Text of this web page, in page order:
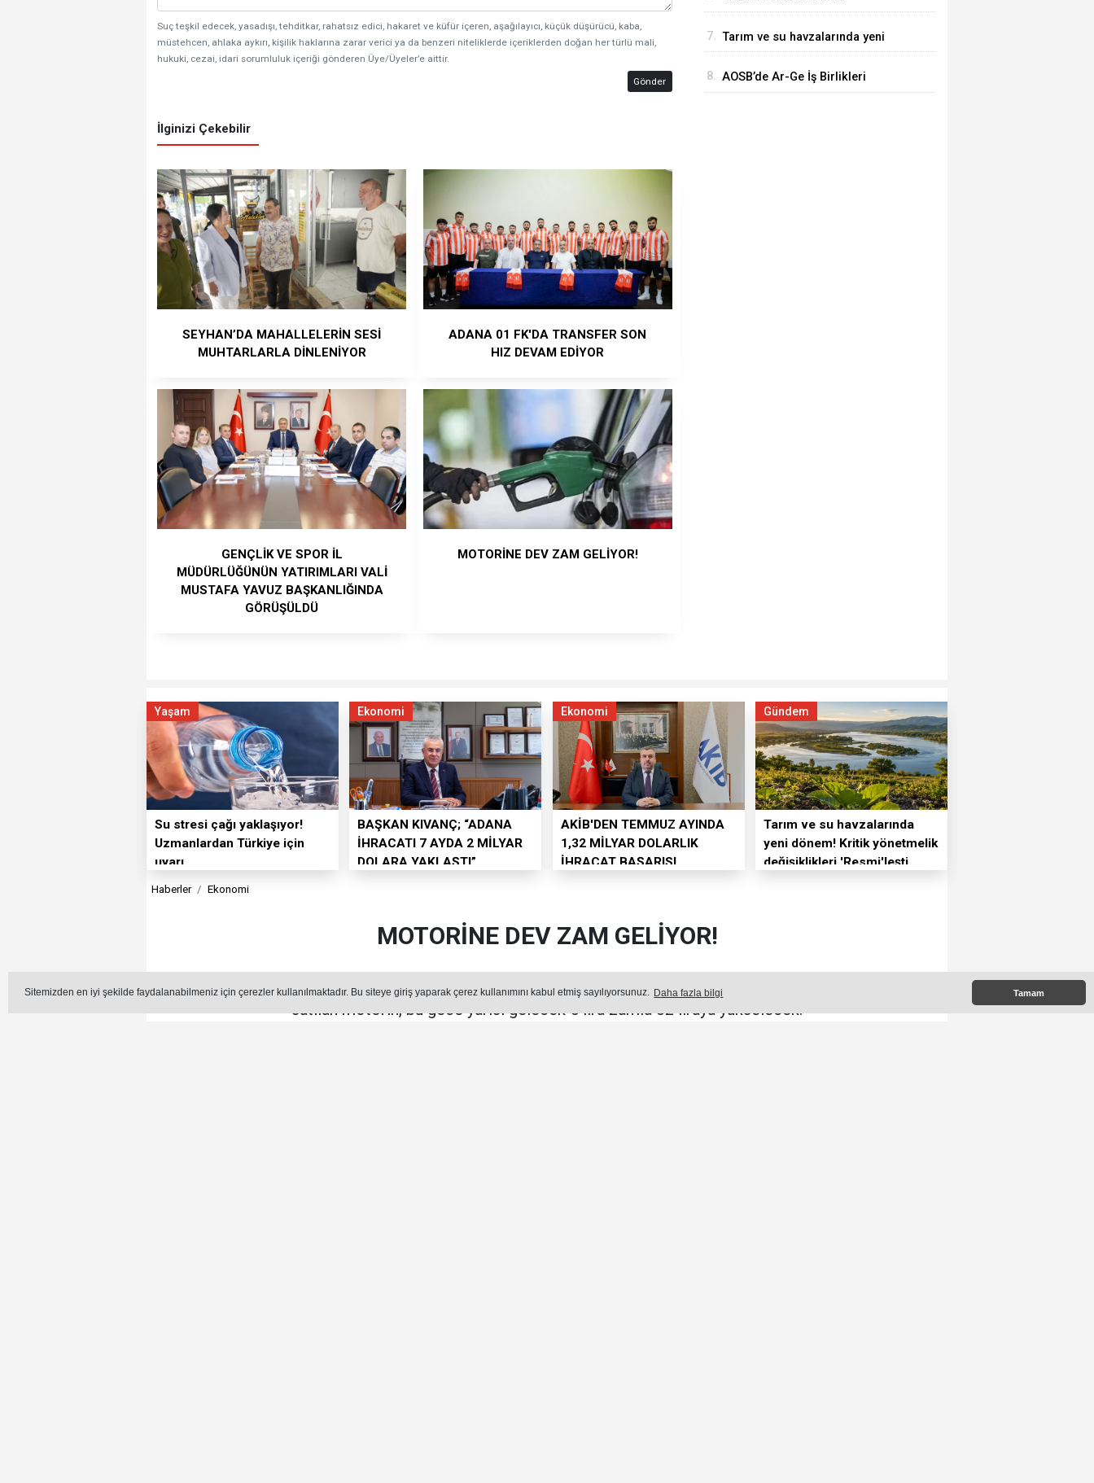
Sitemizden en iyi şekilde faydalanabilmeniz için çerezler kullanılmaktadır. Bu siteye giriş yaparak çerez kullanımını kabul etmiş sayılıyorsunuz. Daha fazla bilgi Tamam
Suç teşkil edecek, yasadışı, tehditkar, rahatsız edici, hakaret ve küfür içeren, aşağılayıcı, küçük düşürücü, kaba,
müstehcen, ahlaka aykırı, kişilik haklarına zarar verici ya da benzeri niteliklerde içeriklerden doğan her türlü mali,
hukuki, cezai, idari sorumluluk içeriği gönderen Üye/Üyeler’e aittir.
Gönder
İlginizi Çekebilir
SEYHAN’DA MAHALLELERİN SESİ
MUHTARLARLA DİNLENİYOR
ADANA 01 FK'DA TRANSFER SON
HIZ DEVAM EDİYOR
GENÇLİK VE SPOR İL
MÜDÜRLÜĞÜNÜN YATIRIMLARI VALİ
MUSTAFA YAVUZ BAŞKANLIĞINDA
GÖRÜŞÜLDÜ
MOTORİNE DEV ZAM GELİYOR!
ETTİ
7. Tarım ve su havzalarında yeni
değişiklikleri 'Resmi'leşti
8. AOSB’de Ar-Ge İş Birlikleri
Yaşam
Su stresi çağı yaklaşıyor!
Uzmanlardan Türkiye için
uyarı
Ekonomi
BAŞKAN KIVANÇ; “ADANA
İHRACATI 7 AYDA 2 MİLYAR
DOLARA YAKLAŞTI”
Ekonomi
AKİB'DEN TEMMUZ AYINDA
1,32 MİLYAR DOLARLIK
İHRACAT BAŞARISI
Gündem
Tarım ve su havzalarında
yeni dönem! Kritik yönetmelik
değişiklikleri 'Resmi'leşti
Haberler Ekonomi
MOTORİNE DEV ZAM GELİYOR!
ABD ile İran arasında yaşanan savaş ve gerilim, akaryakıt fiyatlarını ciddi şekilde etkiliyor. Litresi 77 liradan
satılan motorin, bu gece yarısı gelecek 5 lira zamla 82 liraya yükselecek.